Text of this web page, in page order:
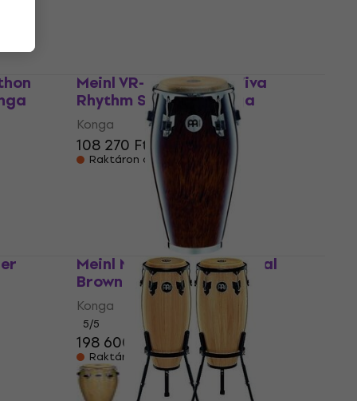
Meinl VR-CPOSET-SH Viva
Rhythm Sunshine Konga
Konga
108 270 Ft
Raktáron a beszállítónál
Meinl MP11-BB Proffesional
Brown Burl Konga
Konga
5/5
198 600 Ft
Raktáron a beszállítónál